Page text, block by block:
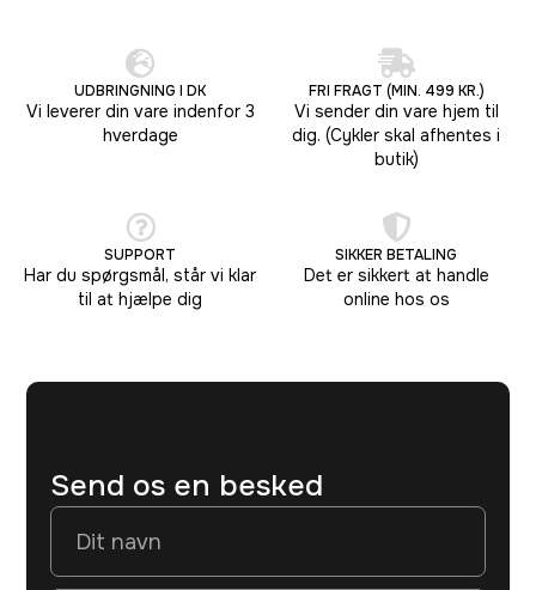
UDBRINGNING I DK
Vi leverer din vare indenfor 3
hverdage
FRI FRAGT (MIN. 499 KR.)
Vi sender din vare hjem til
dig. (Cykler skal afhentes i
butik)
SUPPORT
Har du spørgsmål, står vi klar
til at hjælpe dig
SIKKER BETALING
Det er sikkert at handle
online hos os
Send os en besked